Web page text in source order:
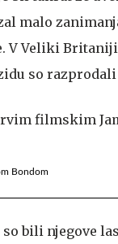
malo
V Veliki
so
Bondom
so bili njegove